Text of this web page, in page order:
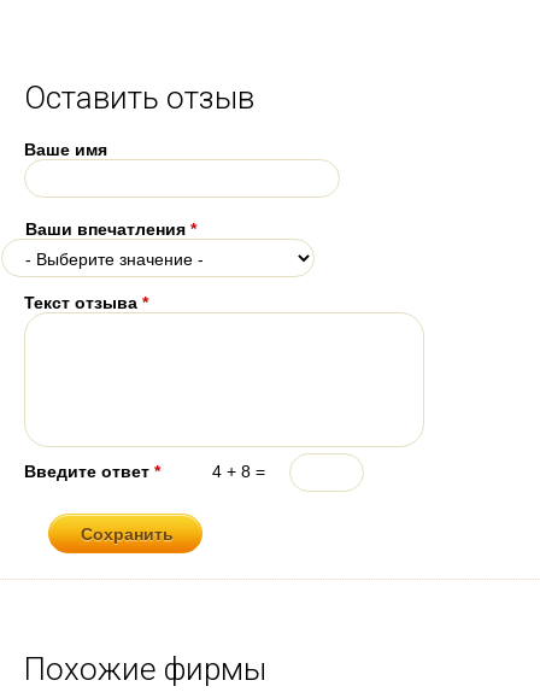
Оставить отзыв
Ваше имя
Ваши впечатления *
Текст отзыва *
Введите ответ * 4 + 8 =
Похожие фирмы